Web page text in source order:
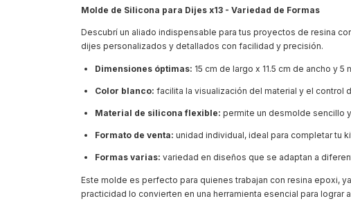
Molde de Silicona para Dijes x13 - Variedad de Formas
Descubrí un aliado indispensable para tus proyectos de resina
dijes personalizados y detallados con facilidad y precisión.
Dimensiones óptimas: 15 cm de largo x 11.5 cm de ancho y
Color blanco: facilita la visualización del material y el control
Material de silicona flexible: permite un desmolde sencillo
Formato de venta: unidad individual, ideal para completar tu
Formas varias: variedad en diseños que se adaptan a
Este molde es perfecto para quienes trabajan con resina epoxi,
practicidad lo convierten en una herramienta esencial para lograr